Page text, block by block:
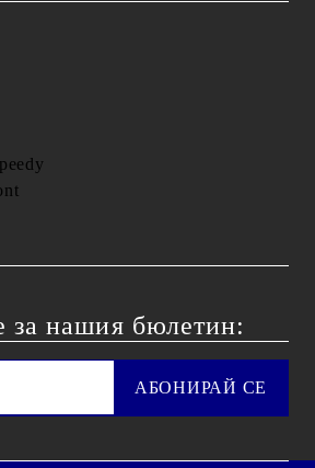
за нашия бюлетин: